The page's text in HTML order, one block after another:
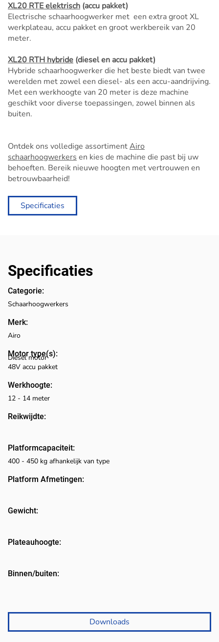
XL20 RTE elektrisch (accu pakket)
Electrische schaarhoogwerker met een extra groot XL
werkplateau, accu pakket en groot werkbereik van 20
meter.
XL20 RTH hybride (diesel en accu pakket)
Hybride schaarhoogwerker die het beste biedt van twee
werelden met zowel een diesel- als een accu-aandrijving.
Met een werkhoogte van 20 meter is deze machine
geschikt voor diverse toepassingen, zowel binnen als
buiten.
Ontdek ons volledige assortimentAiro
schaarhoogwerkers en kies de machine die past bij uw
behoeften. Bereik nieuwe hoogten met vertrouwen en
betrouwbaarheid!
Specificaties
Specificaties
Downloads
Categorie:
Merk:
Motor type(s):
Werkhoogte:
Reikwijdte:
Platformcapaciteit:
Platform Afmetingen:
Schaarhoogwerkers
Airo
Diesel motor
48V accu pakket
12 - 14 meter
400 - 450 kg afhankelijk van type
Gewicht:
Plateauhoogte:
Binnen/buiten: